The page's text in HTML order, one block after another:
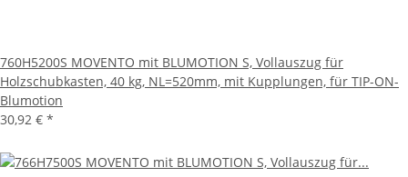
760H5200S MOVENTO mit BLUMOTION S, Vollauszug für
Holzschubkasten, 40 kg, NL=520mm, mit Kupplungen, für TIP-ON-
Blumotion
30,92 € *